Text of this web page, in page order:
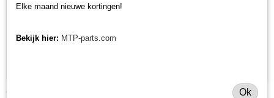
Onderhoudsset Kubota
Elke maand nieuwe kortingen!
Bekijk hier: MTP-parts.com
Ok